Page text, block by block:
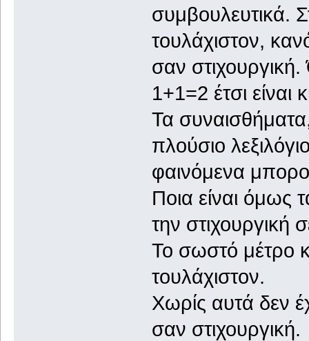
συμβουλευτικά.
τουλάχιστον,
σαν
1+1=2 έτσι
Τα
πλούσιο
φαινόμενα
Ποια είναι όμως
την στιχουργική
Το σωστό μέτρο
τουλάχιστον.
Χωρίς αυτά δεν
σαν στιχουργική.